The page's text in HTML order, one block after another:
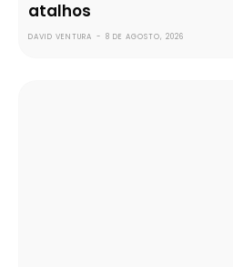
atalhos
DAVID VENTURA - 8 DE AGOSTO, 2026